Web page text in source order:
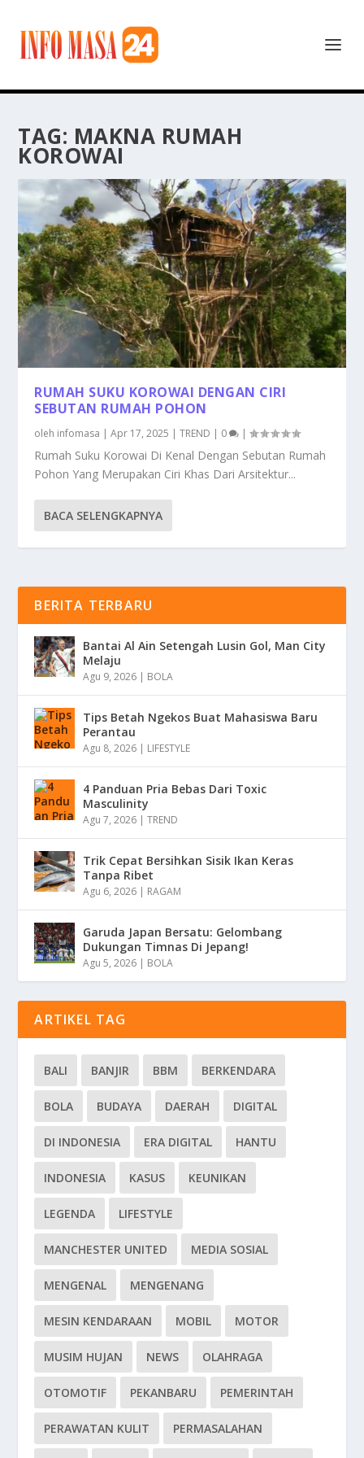
TAG: MAKNA RUMAH
KOROWAI
RUMAH SUKU KOROWAI DENGAN CIRI
SEBUTAN RUMAH POHON
oleh infomasa |Apr 17, 2025 |TREND | 0 |
Rumah Suku Korowai Di Kenal Dengan Sebutan Rumah
Pohon Yang Merupakan Ciri Khas Dari Arsitektur...
BACA SELENGKAPNYA
BERITA TERBARU
Bantai Al Ain Setengah Lusin Gol, Man City
Melaju
Agu 9, 2026 | BOLA
Tips Betah Ngekos Buat Mahasiswa Baru
Perantau
Agu 8, 2026 | LIFESTYLE
4 Panduan Pria Bebas Dari Toxic
Masculinity
Agu 7, 2026 |TREND
Trik Cepat Bersihkan Sisik Ikan Keras
Tanpa Ribet
Agu 6, 2026 | RAGAM
Garuda Japan Bersatu: Gelombang
Dukungan Timnas Di Jepang!
Agu 5, 2026 | BOLA
ARTIKEL TAG
BALI BANJIR BBM BERKENDARA
BOLA BUDAYA DAERAH DIGITAL
DI INDONESIA ERA DIGITAL HANTU
INDONESIA KASUS KEUNIKAN
LEGENDA LIFESTYLE
MANCHESTER UNITED MEDIA SOSIAL
MENGENAL MENGENANG
MESIN KENDARAAN MOBIL MOTOR
MUSIM HUJAN NEWS OLAHRAGA
OTOMOTIF PEKANBARU PEMERINTAH
PERAWATAN KULIT PERMASALAHAN